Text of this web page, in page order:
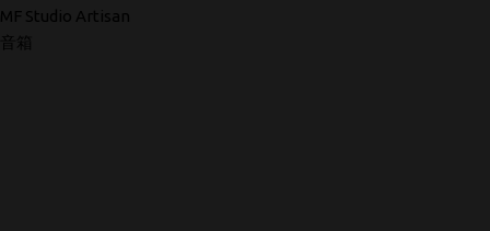
MF Studio Artisan
音箱